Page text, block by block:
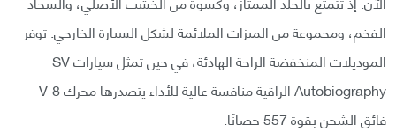
الفخم، ومجموعة من الميزات الملائمة لشكل السيارة الخارجي. توفر
الموديلات المنخفضة الراحة الهادئة، في حين تمثل سيارات SV
Autobiography الراقية منافسة عالية للأداء يتصدرها محرك V-8
فائق الشحن بقوة 557 حصانًا.